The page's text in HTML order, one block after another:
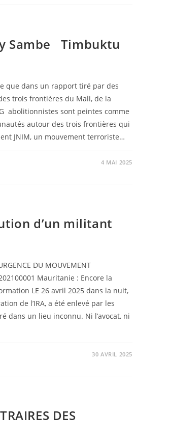
Sambe Timbuktu
que dans un rapport tiré par des
trois frontières du Mali, de la
abolitionnistes sont peintes comme
autour des trois frontières qui
JNIM, un mouvement terroriste…
4 MAI 2025
d’un militant
Mauritanie : Encore la
LE 26 avril 2025 dans la nuit,
de l’IRA, a été enlevé par les
dans un lieu inconnu. Ni l’avocat, ni
30 AVRIL 2025
DES